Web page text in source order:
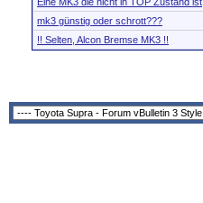
mk3 günstig oder schrott???
!! Selten, Alcon Bremse MK3 !!